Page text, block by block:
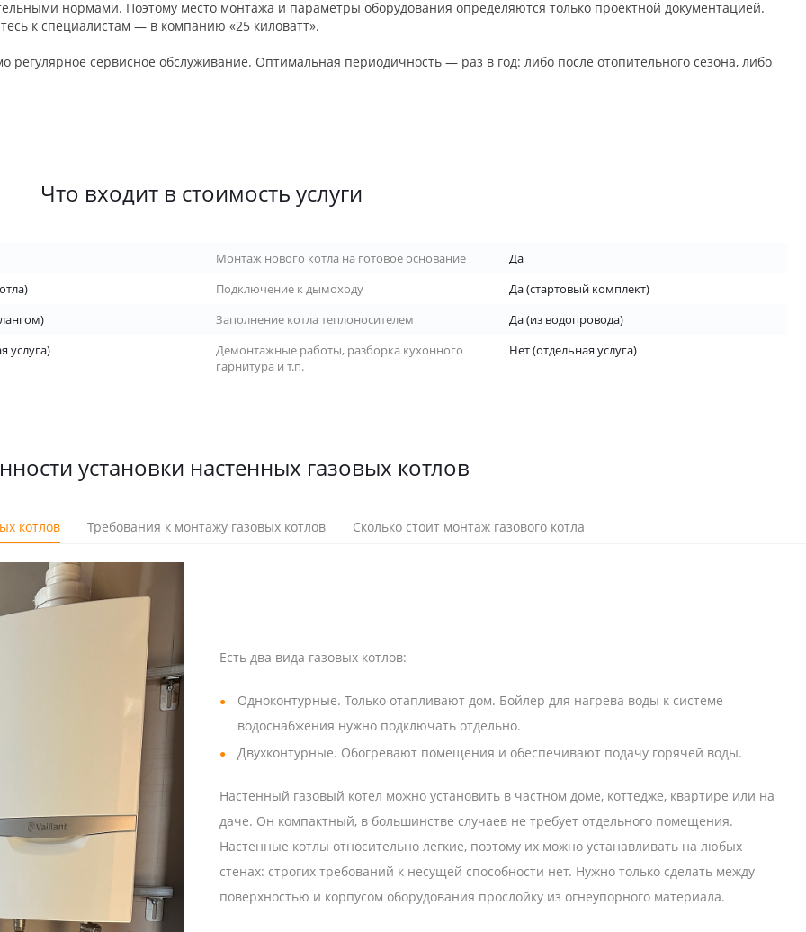
нормами. Поэтому место монтажа и параметры оборудования определяются только проектной документацией.
к специалистам — в компанию «25 киловатт».
регулярное сервисное обслуживание. Оптимальная периодичность — раз в год: либо после отопительного сезона, либо
Что входит в стоимость услуги
Монтаж нового котла на готовое основание
Да
Подключение к дымоходу
Да (стартовый комплект)
Заполнение котла теплоносителем
Да (из водопровода)
услуга)
Демонтажные работы, разборка кухонного
гарнитура и т.п.
Нет (отдельная услуга)
установки настенных газовых котлов
котлов Требования к монтажу газовых котлов Сколько стоит монтаж газового котла
Есть два вида газовых котлов:
Одноконтурные. Только отапливают дом. Бойлер для нагрева воды к системе
водоснабжения нужно подключать отдельно.
Двухконтурные. Обогревают помещения и обеспечивают подачу горячей воды.
Настенный газовый котел можно установить в частном доме, коттедже, квартире или на
даче. Он компактный, в большинстве случаев не требует отдельного помещения.
Настенные котлы относительно легкие, поэтому их можно устанавливать на любых
стенах: строгих требований к несущей способности нет. Нужно только сделать между
поверхностью и корпусом оборудования прослойку из огнеупорного материала.